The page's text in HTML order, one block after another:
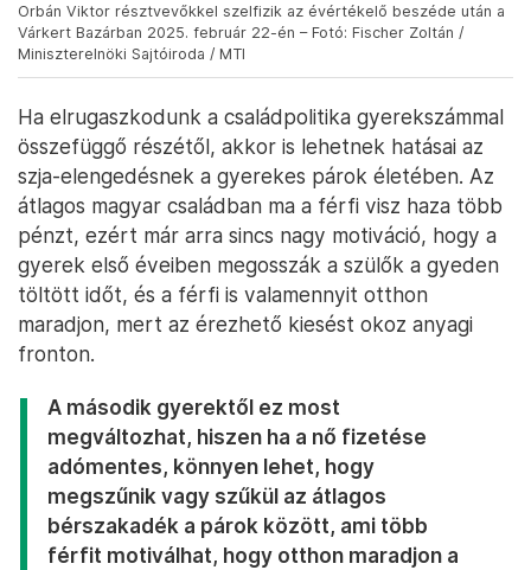
Orbán Viktor résztvevőkkel szelfizik az évértékelő beszéde után a
Várkert Bazárban 2025. február 22-én – Fotó: Fischer Zoltán /
Miniszterelnöki Sajtóiroda / MTI
Ha elrugaszkodunk a családpolitika gyerekszámmal
összefüggő részétől, akkor is lehetnek hatásai az
szja-elengedésnek a gyerekes párok életében. Az
átlagos magyar családban ma a férfi visz haza több
pénzt, ezért már arra sincs nagy motiváció, hogy a
gyerek első éveiben megosszák a szülők a gyeden
töltött időt, és a férfi is valamennyit otthon
maradjon, mert az érezhető kiesést okoz anyagi
fronton.
A második gyerektől ez most
megváltozhat, hiszen ha a nő fizetése
adómentes, könnyen lehet, hogy
megszűnik vagy szűkül az átlagos
bérszakadék a párok között, ami több
férfit motiválhat, hogy otthon maradjon a